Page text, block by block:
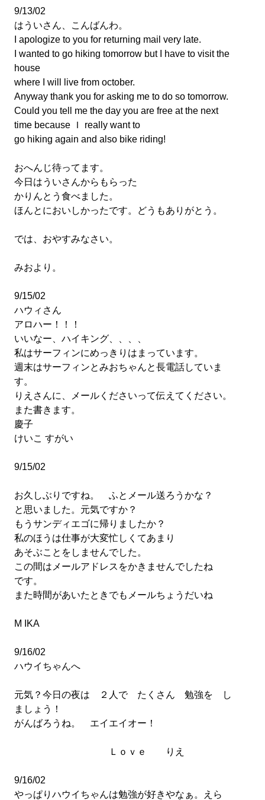
9/13/02
はういさん、こんばんわ。
I apologize to you for returning mail very late.
I wanted to go hiking tomorrow but I have to visit the
house
where I will live from october.
Anyway thank you for asking me to do so tomorrow.
Could you tell me the day you are free at the next
time because Ｉ really want to
go hiking again and also bike riding!
おへんじ待ってます。
今日はういさんからもらった
かりんとう食べました。
ほんとにおいしかったです。どうもありがとう。
では、おやすみなさい。
みおより。
9/15/02
ハウィさん
アロハー！！！
いいなー、ハイキング、、、、
私はサーフィンにめっきりはまっています。
週末はサーフィンとみおちゃんと長電話していま
す。
りえさんに、メールくださいって伝えてください。
また書きます。
慶子
けいこ すがい
9/15/02
お久しぶりですね。 ふとメール送ろうかな？
と思いました。元気ですか？
もうサンディエゴに帰りましたか？
私のほうは仕事が大変忙しくてあまり
あそぶことをしませんでした。
この間はメールアドレスをかきませんでしたね
です。
また時間があいたときでもメールちょうだいね
M IKA
9/16/02
ハウイちゃんへ
元気？今日の夜は ２人で たくさん 勉強を し
ましょう！
がんばろうね。 エイエイオー！
Ｌｏｖｅ りえ
9/16/02
やっぱりハウイちゃんは勉強が好きやなぁ。えら